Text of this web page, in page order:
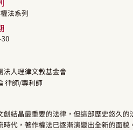
法系列
法人理律文教基金會
律師/專利師
創結晶最重要的法律，但這部歷史悠久
時代，著作權法已逐漸演變出全新的面貌